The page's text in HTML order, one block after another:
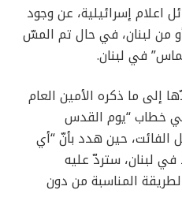
إسرائيلية، عن وجود
من لبنان، في حال تم المسّ
في لبنان.
إلى ما ذكره الأمين العام
في خطاب “يوم القدس
الفائت، حين هدد بأنّ “أي
لبنان، ستردّ عليه
المناسبة من دون